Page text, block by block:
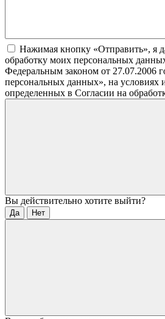
Нажимая кнопку «Отправить», я
обработку моих персональных
Федеральным законом от 27.07.2006
персональных данных», на условиях
определенных в Согласии на
Вы действительно хотите выйти?
Да Нет